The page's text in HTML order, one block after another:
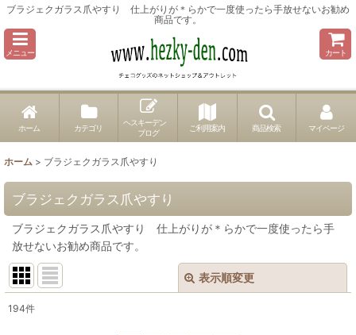
ブラジェクガラス爪やすり 仕上がりが＊らかで一度使ったら手放せないお勧め
商品です。
メニュー カート
ホーム カテゴリ
ヘスキーデン
ブログ
ご利用案内 商品検索 マイページ
ホーム > ブラジェクガラス爪やすり
ブラジェクガラス爪やすり
ブラジェクガラス爪やすり 仕上がりが＊らかで一度使ったら手
放せないお勧め商品です。
表示順変更
サブカテゴリ
194件